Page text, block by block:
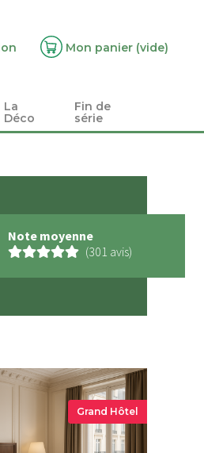
Mon panier (vide)
La
Déco
Fin de
série
Note moyenne
(301 avis)
Grand Hôtel